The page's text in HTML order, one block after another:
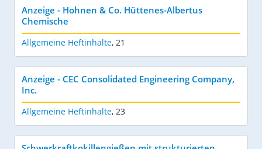
Anzeige - Hohnen & Co. Hüttenes-Albertus
Chemische
Allgemeine Heftinhalte, 21
Anzeige - CEC Consolidated Engineering Company,
Inc.
Allgemeine Heftinhalte, 23